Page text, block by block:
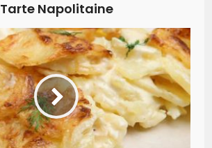
Tarte Napolitaine